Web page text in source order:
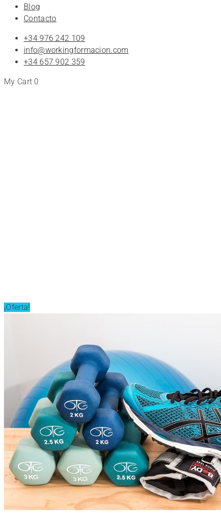
Blog
Contacto
+34 976 242 109
info@workingformacion.com
+34 657 902 359
My Cart 0
¡Oferta!